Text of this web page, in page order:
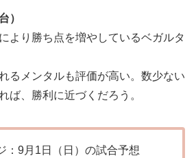
）
より勝ち点を増やしているベガルタ
るメンタルも評価が高い。数少ない
ば、勝利に近づくだろう。
：9月1日（日）の試合予想